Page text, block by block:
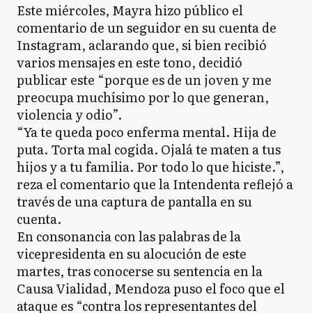
Este miércoles, Mayra hizo público el
comentario de un seguidor en su cuenta de
Instagram, aclarando que, si bien recibió
varios mensajes en este tono, decidió
publicar este “porque es de un joven y me
preocupa muchísimo por lo que generan,
violencia y odio”.
“Ya te queda poco enferma mental. Hija de
puta. Torta mal cogida. Ojalá te maten a tus
hijos y a tu familia. Por todo lo que hiciste.”,
reza el comentario que la Intendenta reflejó a
través de una captura de pantalla en su
cuenta.
En consonancia con las palabras de la
vicepresidenta en su alocución de este
martes, tras conocerse su sentencia en la
Causa Vialidad, Mendoza puso el foco que el
ataque es “contra los representantes del